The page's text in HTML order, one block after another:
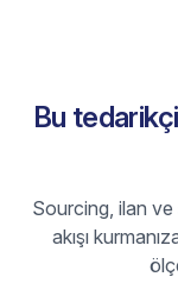
Bu
Sourcing, ilan
akışı